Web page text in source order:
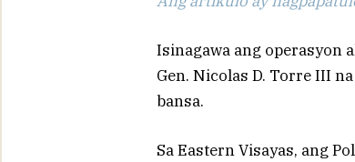
Isinagawa ang operasyon
Gen. Nicolas D. Torre III
bansa.
Sa Eastern Visayas, ang